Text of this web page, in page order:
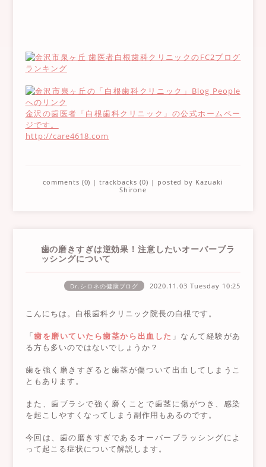
金沢の歯医者「白根歯科クリニック」の公式ホームペー
ジです。
http://care4618.com
comments (0) |trackbacks (0) | posted by Kazuaki
Shirone
歯の磨きすぎは逆効果！注意したいオーバーブラ
ッシングについて
Dr.シロネの健康ブログ 2020.11.03 Tuesday 10:25
こんにちは。白根歯科クリニック院長の白根です。
「歯を磨いていたら歯茎から出血した 」なんて経験があ
る方も多いのではないでしょうか？
歯を強く磨きすぎると歯茎が傷ついて出血してしまうこ
ともあります。
また、歯ブラシで強く磨くことで歯茎に傷がつき、感染
を起こしやすくなってしまう副作用もあるのです。
今回は、歯の磨きすぎであるオーバーブラッシングによ
って起こる症状について解説します。